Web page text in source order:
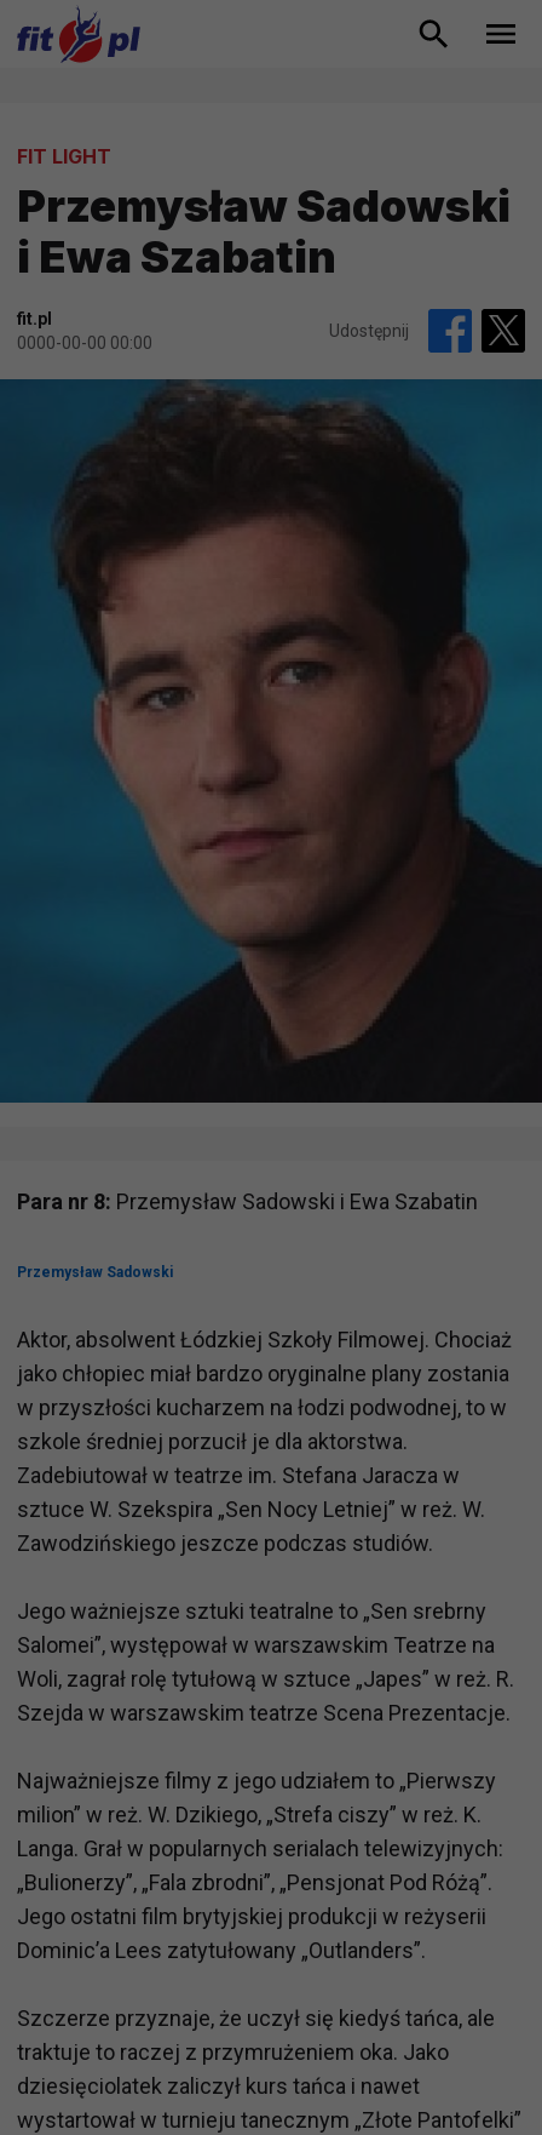
FIT LIGHT
Przemysław Sadowski
i Ewa Szabatin
fit.pl
0000-00-00 00:00
Udostępnij
Para nr 8: Przemysław Sadowski i Ewa Szabatin
Przemysław Sadowski
Aktor, absolwent Łódzkiej Szkoły Filmowej. Chociaż
jako chłopiec miał bardzo oryginalne plany zostania
w przyszłości kucharzem na łodzi podwodnej, to w
szkole średniej porzucił je dla aktorstwa.
Zadebiutował w teatrze im. Stefana Jaracza w
sztuce W. Szekspira „Sen Nocy Letniej” w reż. W.
Zawodzińskiego jeszcze podczas studiów.
Jego ważniejsze sztuki teatralne to „Sen srebrny
Salomei”, występował w warszawskim Teatrze na
Woli, zagrał rolę tytułową w sztuce „Japes” w reż. R.
Szejda w warszawskim teatrze Scena Prezentacje.
Najważniejsze filmy z jego udziałem to „Pierwszy
milion” w reż. W. Dzikiego, „Strefa ciszy” w reż. K.
Langa. Grał w popularnych serialach telewizyjnych:
„Bulionerzy”, „Fala zbrodni”, „Pensjonat Pod Różą”.
Jego ostatni film brytyjskiej produkcji w reżyserii
Dominic’a Lees zatytułowany „Outlanders”.
Szczerze przyznaje, że uczył się kiedyś tańca, ale
traktuje to raczej z przymrużeniem oka. Jako
dziesięciolatek zaliczył kurs tańca i nawet
wystartował w turnieju tanecznym „Złote Pantofelki”